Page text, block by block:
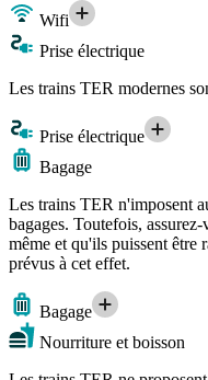
Wifi
Prise électrique
Les trains TER modernes
Prise électrique
Bagage
Les trains TER n'imposent
bagages. Toutefois,
même et qu'ils puissent être
prévus à cet effet.
Bagage
Nourriture et boisson